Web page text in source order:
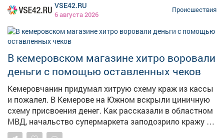
– За лето дети привыкли находиться в
расслабленном состоянии, у них сбит режим. А чем
ближе к школе, тем чаще домашниеконфликты, и дети
начинают сбегать из дома, чтобы нагуляться, –
сказала представитель отряда. В сентябре, после
начала учебного года, ребята тоже часто сбегают, так
как пытаются "бороться с режимом". Как раз на днях
произошёл показательный случай. Трое подростков
сбежали из дома и отправились в невероятное
путешествие из Новокузнецка в соседний регион. Но
они сбились с пути и оказались в Юрге, где их
поймали росгвардейцы. Родителям после такого
VSE42.RU
6 августа 2026
Происшествия
В кемеровском магазине хитро воровали
деньги с помощью оставленных чеков
Кемеровчанин придумал хитрую схему краж из кассы
и пожалел. В Кемерове на Южном вскрыли циничную
схему присвоения денег. Как рассказали в областном
МВД, начальство супермаркета заподозрило кражу из
кассы и пожаловалось стражам порядка. Те провели